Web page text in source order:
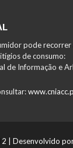
pode
de consumo:
de Informação e
| Desenvolvido